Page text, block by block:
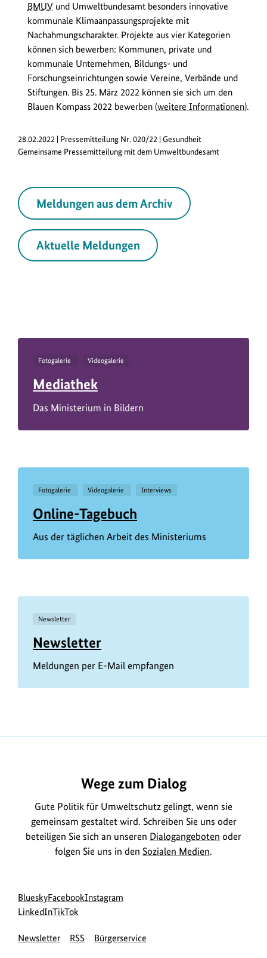
BMUV und Umweltbundesamt besonders innovative
kommunale Klimaanpassungsprojekte mit
Nachahmungscharakter. Projekte aus vier Kategorien
können sich bewerben: Kommunen, private und
kommunale Unternehmen, Bildungs- und
Forschungseinrichtungen sowie Vereine, Verbände und
Stiftungen. Bis 25. März 2022 können sie sich um den
Blauen Kompass 2022 bewerben (weitere Informationen).
28.02.2022 | Pressemitteilung Nr. 020/22 | Gesundheit
Gemeinsame Pressemitteilung mit dem Umweltbundesamt
Meldungen aus dem Archiv
Aktuelle Meldungen
Fotogalerie Videogalerie
Mediathek
Das Ministerium in Bildern
Fotogalerie Videogalerie Interviews
Online-Tagebuch
Aus der täglichen Arbeit des Ministeriums
Newsletter
Newsletter
Meldungen per E-Mail empfangen
Wege zum Dialog
Gute Politik für Umweltschutz gelingt, wenn sie
gemeinsam gestaltet wird. Schreiben Sie uns oder
beteiligen Sie sich an unseren Dialogangeboten oder
folgen Sie uns in den Sozialen Medien.
Social
Media
Blueskyzur
Bluesky-
des
Facebookzur
des
Instagram
des
LinkedInzur
Seite
zur
Seite
TikTok
Newsletter RSS Bürgerservice